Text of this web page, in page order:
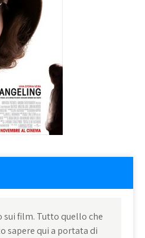
film. Tutto quello che
sapere qui a portata di